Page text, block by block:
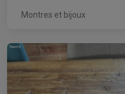
Montres et bijoux